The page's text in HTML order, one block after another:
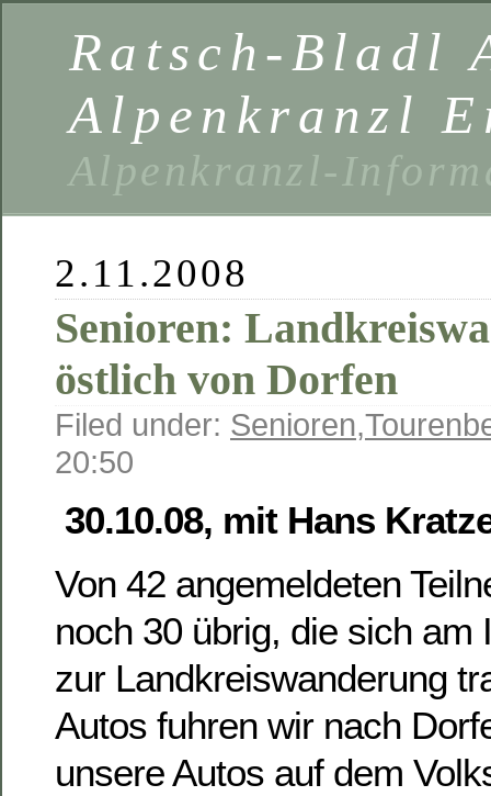
Ratsch-Bladl
Alpenkranzl
Alpenkranzl-
2.11.2008
Senioren:
östlich von Dorfen
Filed under: Senioren,
20:50
30.10.08, mit Hans
Von 42 angemeldeten
noch 30 übrig, die sich am
zur Landkreiswanderung
Autos fuhren wir nach
unsere Autos auf dem